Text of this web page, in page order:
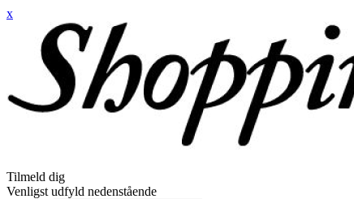
x
Tilmeld dig
Venligst udfyld nedenstående